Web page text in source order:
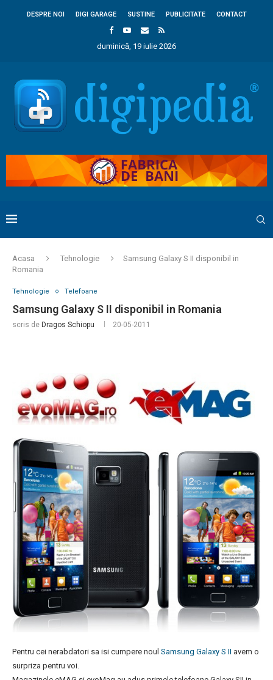
DESPRE NOI DIGI GARAGE SUSTINE PUBLICITATE CONTACT
duminică, 19 iulie 2026
Acasa Tehnologie
Samsung Galaxy S II disponibil in
Romania
Tehnologie Telefoane
Samsung Galaxy S II disponibil in Romania
scris de Dragos Schiopu 20-05-2011
Pentru cei nerabdatori sa isi cumpere noul Samsung Galaxy S II avem o
surpriza pentru voi.